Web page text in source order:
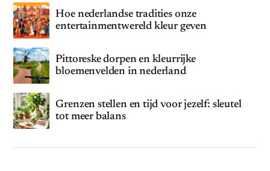
Hoe nederlandse tradities onze
entertainmentwereld kleur geven
Pittoreske dorpen en kleurrijke
bloemenvelden in nederland
Grenzen stellen en tijd voor jezelf: sleutel
tot meer balans